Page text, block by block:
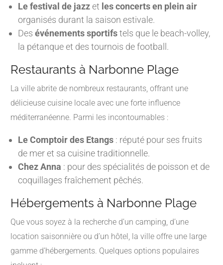
Le festival de jazzet les concerts en plein air
organisés durant la saison estivale.
Des événements sportifstels que le beach-volley,
la pétanque et des tournois de football.
Restaurants à Narbonne Plage
La ville abrite de nombreux restaurants, offrant une
délicieuse cuisine locale avec une forte influence
méditerranéenne. Parmi les incontournables :
Le Comptoir des Etangs : réputé pour ses fruits
de mer et sa cuisine traditionnelle.
Chez Anna : pour des spécialités de poisson et de
coquillages fraîchement pêchés.
Hébergements à Narbonne Plage
Que vous soyez à la recherche d’un camping, d’une
location saisonnière ou d’un hôtel, la ville offre une large
gamme d’hébergements. Quelques options populaires